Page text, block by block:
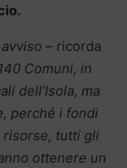
– ricorda
Comuni, in
dell’Isola, ma
perché i fondi
risorse, tutti gli
ottenere un